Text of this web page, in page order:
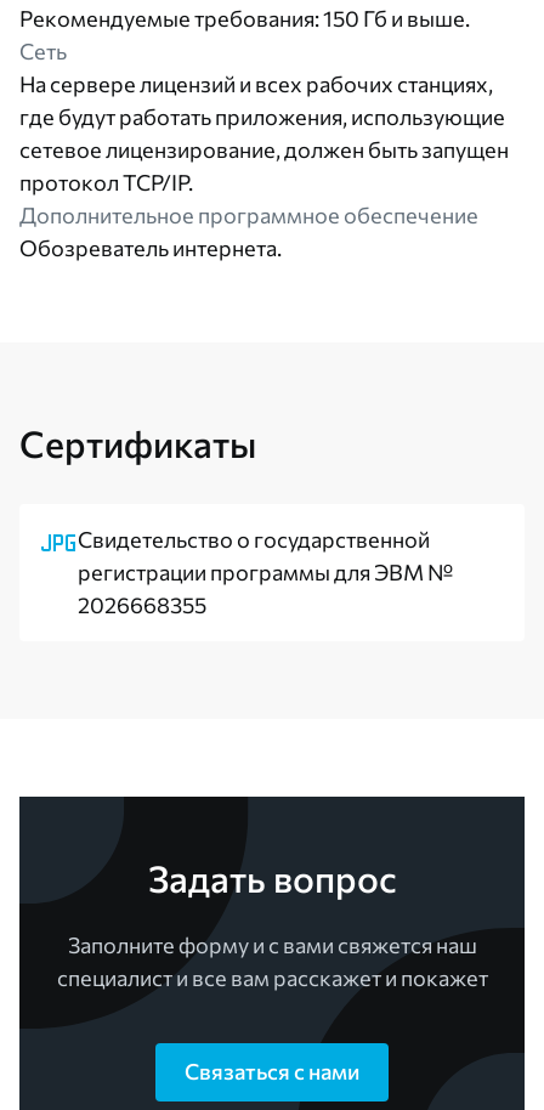
Рекомендуемые требования: 150 Гб и выше.
Сеть
На сервере лицензий и всех рабочих станциях,
где будут работать приложения, использующие
сетевое лицензирование, должен быть запущен
протокол TCP/IP.
Дополнительное программное обеспечение
Обозреватель интернета.
Сертификаты
Свидетельство о государственной
регистрации программы для ЭВМ №
2026668355
Задать вопрос
Заполните форму и с вами свяжется наш
специалист и все вам расскажет и покажет
Связаться с нами